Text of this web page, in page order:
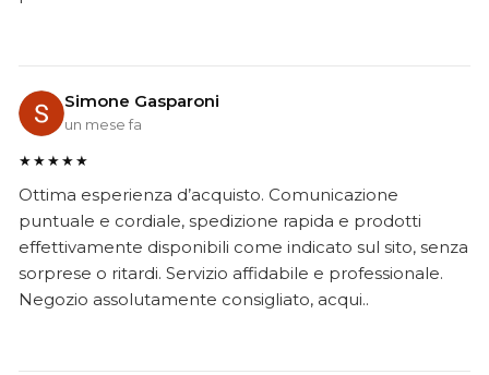
Simone Gasparoni
un mese fa
★★★★★
Ottima esperienza d’acquisto. Comunicazione
puntuale e cordiale, spedizione rapida e prodotti
effettivamente disponibili come indicato sul sito, senza
sorprese o ritardi. Servizio affidabile e professionale.
Negozio assolutamente consigliato, acqui..